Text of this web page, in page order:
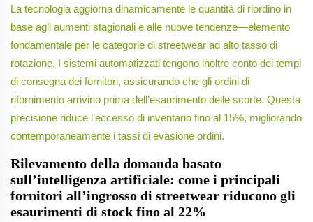
La tecnologia aggiorna dinamicamente le quantità di riordino in
base agli aumenti stagionali e alle nuove tendenze—elemento
fondamentale per le categorie di streetwear ad alto tasso di
rotazione. I sistemi automatizzati tengono inoltre conto dei tempi
di consegna dei fornitori, assicurando che gli ordini di
rifornimento arrivino prima dell’esaurimento delle scorte. Questa
precisione riduce l’eccesso di inventario fino al 15%, migliorando
contemporaneamente i tassi di evasione ordini.
Rilevamento della domanda basato
sull’intelligenza artificiale: come i principali
fornitori all’ingrosso di streetwear riducono gli
esaurimenti di stock fino al 22%